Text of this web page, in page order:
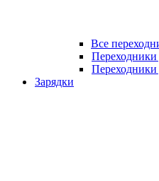
Все
Переходники
Зарядки